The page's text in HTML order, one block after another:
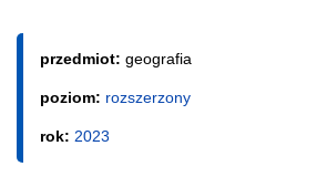
przedmiot: geografia
poziom: rozszerzony
rok: 2023